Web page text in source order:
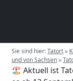
Sie sind hier:Tatort»
und von Sachsen»
🏖️ Aktuell ist